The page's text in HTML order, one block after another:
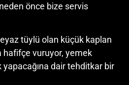
önce bize servis
tüylü olan küçük kaplan
vuruyor, yemek
yapacağına dair tehditkar bir